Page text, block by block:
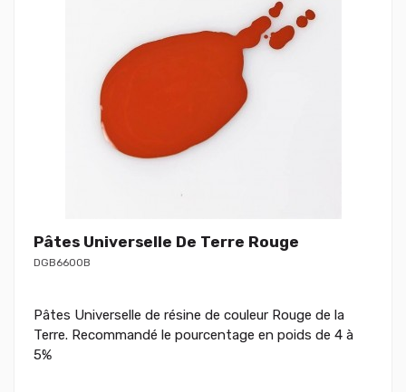
Pâtes Universelle De Terre Rouge
DGB6600B
Pâtes Universelle de résine de couleur Rouge de la
Terre. Recommandé le pourcentage en poids de 4 à
5%